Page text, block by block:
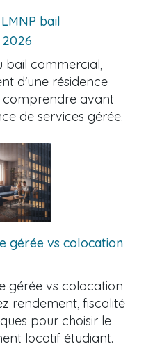
bail
bail commercial,
d'une résidence
comprendre avant
de services gérée.
gérée vs colocation
gérée vs colocation
rendement, fiscalité
pour choisir le
locatif étudiant.